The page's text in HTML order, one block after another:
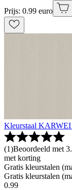
Prijs: 0.99 euro
Kleurstaal KARWEI
(1)Beoordeeld met
met korting
Gratis kleurstalen
Gratis kleurstalen
0.99